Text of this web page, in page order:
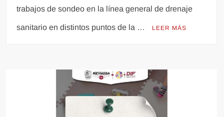
trabajos de sondeo en la línea general de drenaje
sanitario en distintos puntos de la … LEER MÁS